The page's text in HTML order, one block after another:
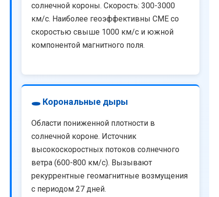
солнечной короны. Скорость: 300-3000
км/с. Наиболее геоэффективны CME со
скоростью свыше 1000 км/с и южной
компонентой магнитного поля.
🕳️ Корональные дыры
Области пониженной плотности в
солнечной короне. Источник
высокоскоростных потоков солнечного
ветра (600-800 км/с). Вызывают
рекуррентные геомагнитные возмущения
с периодом 27 дней.